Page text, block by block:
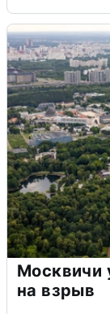
Москвичи
на взрыв